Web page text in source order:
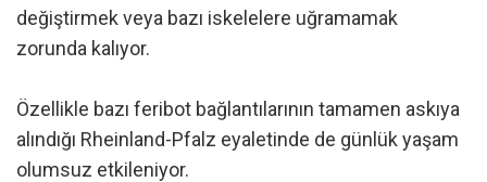
değiştirmek veya bazı iskelelere uğramamak
zorunda kalıyor.
Özellikle bazı feribot bağlantılarının tamamen askıya
alındığı Rheinland-Pfalz eyaletinde de günlük yaşam
olumsuz etkileniyor.